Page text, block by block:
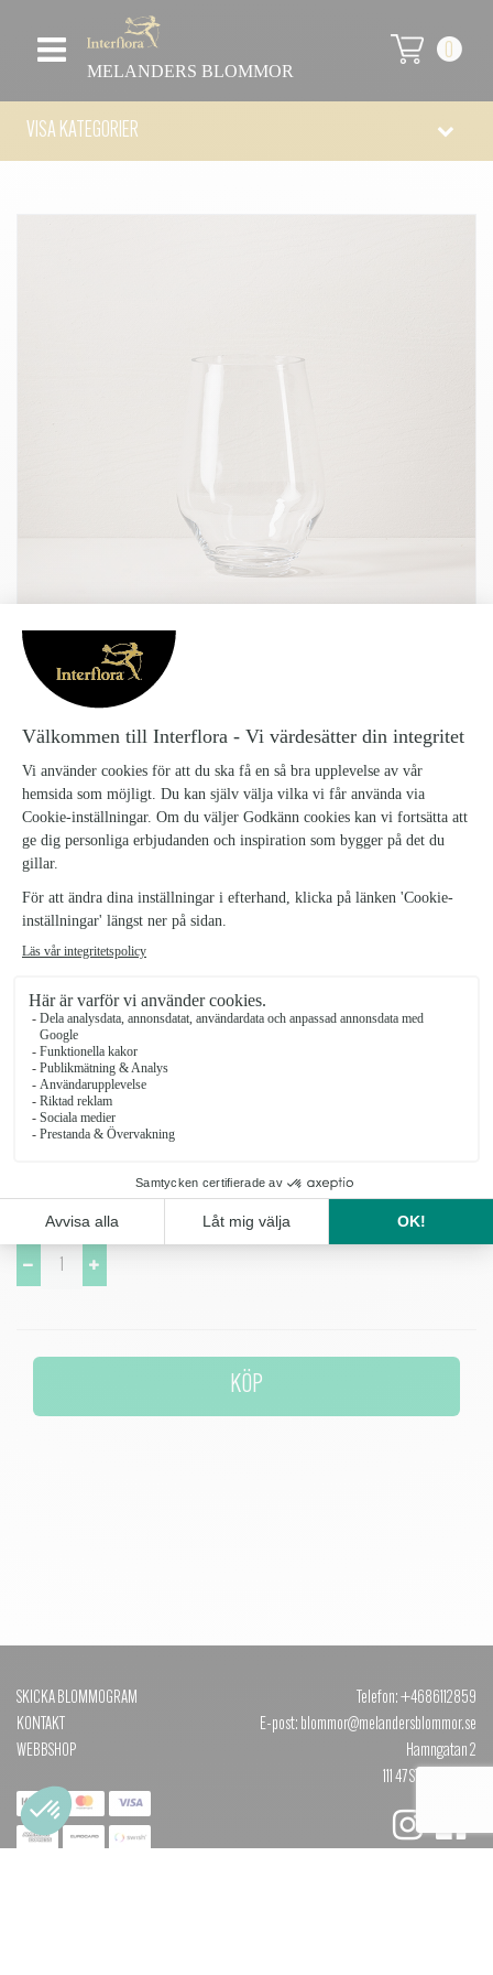
MELANDERS BLOMMOR
0
VISA KATEGORIER
VAS BLÅKLOCKA
Vas-Blaklocka_38
145 kr
vanligaste typerna av buketter. Vasen passar flera olika buketter -
från vilda tulpanbuketter till liljor och grönt.
Diameter: 14 cm Höjd: 20 cm Diskas för hand eller i maskin på högst
70 grader. Vasen är handblåst och det kan förekomma små bubblor i
Antal
KÖP
SKICKA BLOMMOGRAM
KONTAKT
WEBBSHOP
Telefon: +4686112859
E-post: blommor@melandersblommor.se
Hamngatan 2
111 47 STOCKHOLM